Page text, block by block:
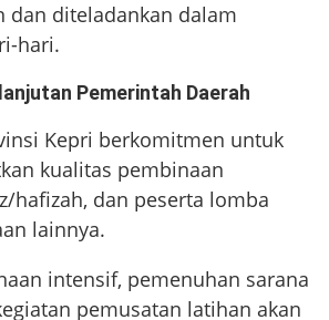
dan diteladankan dalam
hari.
Pemerintah Daerah
Kepri berkomitmen untuk
kualitas pembinaan
hafizah, dan peserta lomba
lainnya.
intensif, pemenuhan sarana
pemusatan latihan akan